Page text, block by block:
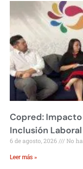
Copred:
Inclusión Laboral
6 de agosto, 2026 No
Leer más »